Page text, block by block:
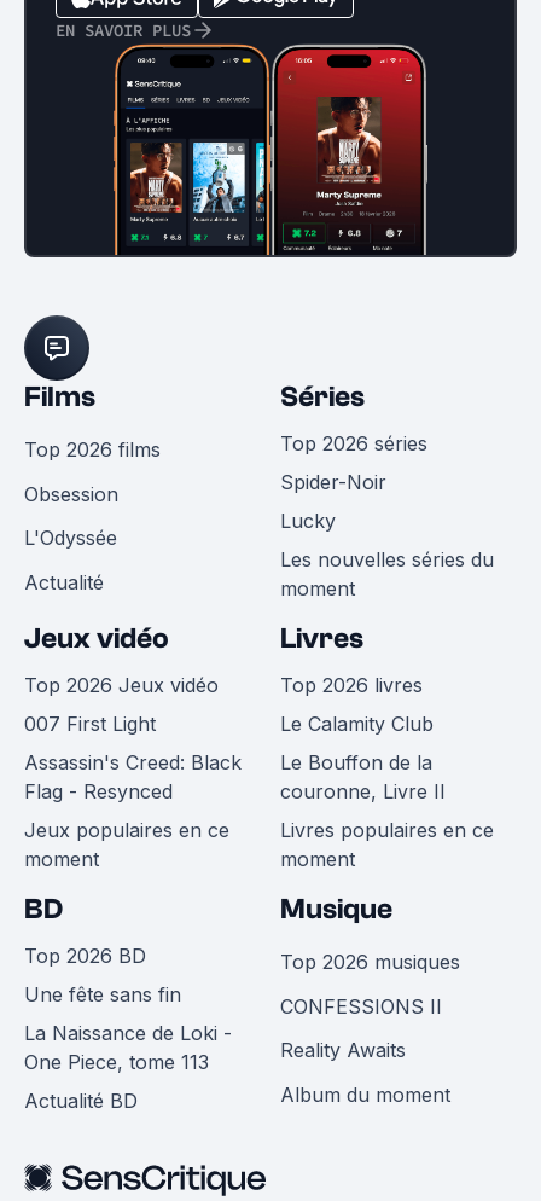
EN SAVOIR PLUS
Films
Top 2026 films
Obsession
L'Odyssée
Actualité
Séries
Top 2026 séries
Spider-Noir
Lucky
Les nouvelles séries du
moment
Jeux vidéo
Top 2026 Jeux vidéo
007 First Light
Assassin's Creed: Black
Flag - Resynced
Jeux populaires en ce
moment
Livres
Top 2026 livres
Le Calamity Club
Le Bouffon de la
couronne, Livre II
Livres populaires en ce
moment
BD
Top 2026 BD
Une fête sans fin
La Naissance de Loki -
One Piece, tome 113
Actualité BD
Musique
Top 2026 musiques
CONFESSIONS II
Reality Awaits
Album du moment